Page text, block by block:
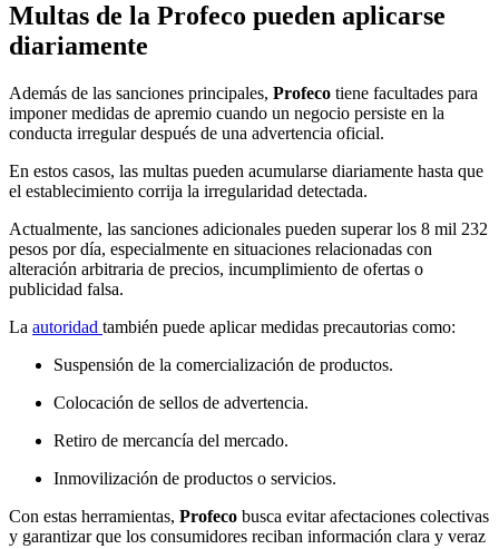
Multas de la Profeco pueden aplicarse
diariamente
Además de las sanciones principales, Profeco tiene facultades para
imponer medidas de apremio cuando un negocio persiste en la
conducta irregular después de una advertencia oficial.
En estos casos, las multas pueden acumularse diariamente hasta que
el establecimiento corrija la irregularidad detectada.
Actualmente, las sanciones adicionales pueden superar los 8 mil 232
pesos por día, especialmente en situaciones relacionadas con
alteración arbitraria de precios, incumplimiento de ofertas o
publicidad falsa.
La autoridad también puede aplicar medidas precautorias como:
Suspensión de la comercialización de productos.
Colocación de sellos de advertencia.
Retiro de mercancía del mercado.
Inmovilización de productos o servicios.
Con estas herramientas, Profeco busca evitar afectaciones colectivas
y garantizar que los consumidores reciban información clara y veraz